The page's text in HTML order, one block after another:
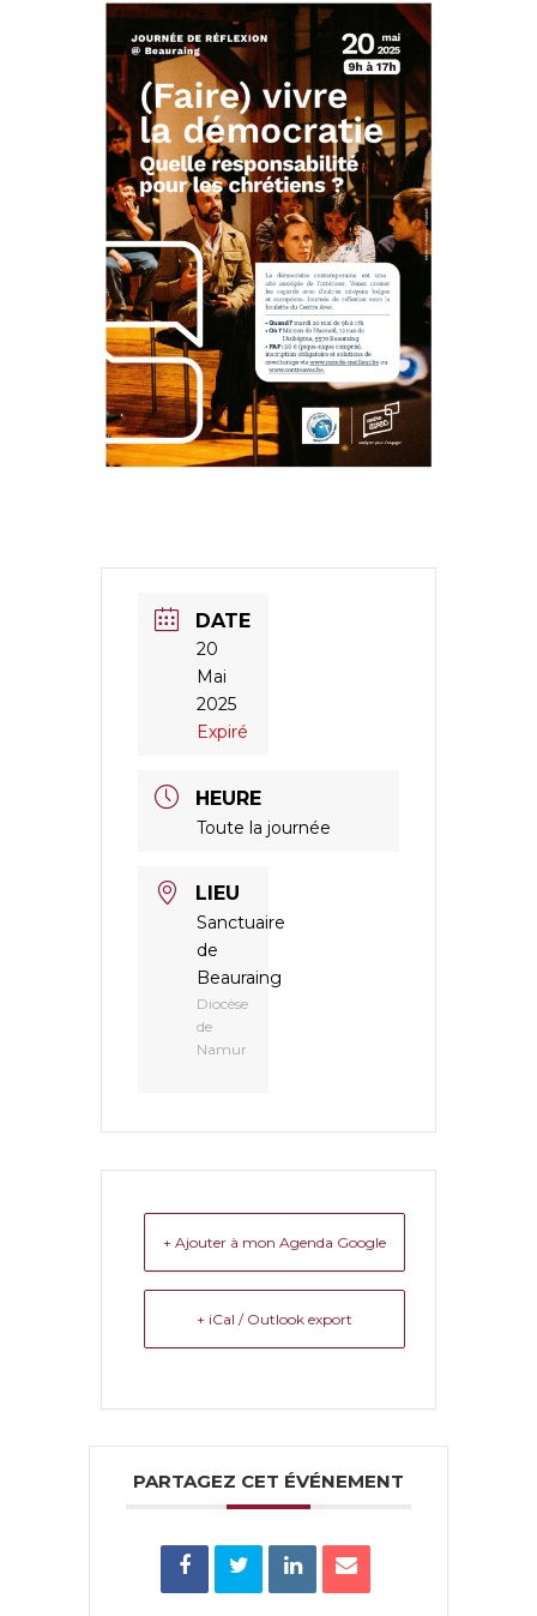
DATE
20
Mai
2025
Expiré
HEURE
Toute la journée
LIEU
Sanctuaire
de
Beauraing
Diocèse
de
Namur
+ Ajouter à mon Agenda Google
+ iCal / Outlook export
PARTAGEZ CET ÉVÉNEMENT